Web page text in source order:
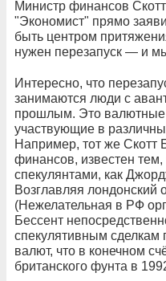
Министр финансов
"Экономист" прямо
быть центром
нужен перезапуск — и
Интересно, что
занимаются люди с
прошлым. Это валютные
участвующие в
Например, тот же Скотт
финансов, известен тем,
спекулянтами, как
Возглавляя
(Нежелательная в РФ
Бессент
спекулятивным сделкам
валют, что в конечном
британского фунта в